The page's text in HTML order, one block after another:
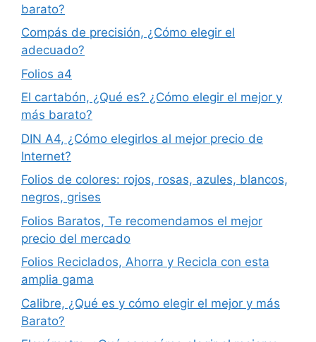
barato?
Compás de precisión, ¿Cómo elegir el
adecuado?
Folios a4
El cartabón, ¿Qué es? ¿Cómo elegir el mejor y
más barato?
DIN A4, ¿Cómo elegirlos al mejor precio de
Internet?
Folios de colores: rojos, rosas, azules, blancos,
negros, grises
Folios Baratos, Te recomendamos el mejor
precio del mercado
Folios Reciclados, Ahorra y Recicla con esta
amplia gama
Calibre, ¿Qué es y cómo elegir el mejor y más
Barato?